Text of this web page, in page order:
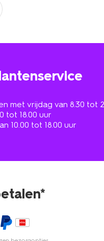
met vrijdag van 8.30 tot
tot 18.00 uur
10.00 tot 18.00 uur